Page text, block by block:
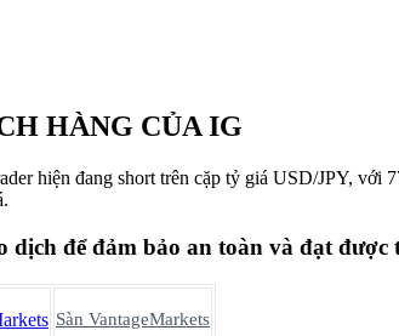
HÀNG CỦA IG
hiện đang short trên cặp tỷ giá USD/JPY, với
dịch để đảm bảo an toàn và đạt
Sàn VantageMarkets